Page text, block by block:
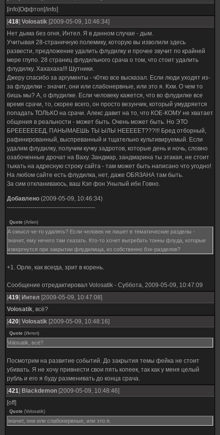
[info]Оффтоп[/info]
[418] Volosatik [2009-05-09, 10:46:34]
Нет дыма без огня, Интел. Я в данном случае - дым.
Учитывая 28-страничную полемику, которую вы изволили здесь
развести, предложение удалить флудилку и прочее звучит по крайней
мере глупо. 28 страниц флудильного срача о том, что стоит удалить
флудилку. Хахахаха!!! Шутники.
Джеру спасибо за аргументы - ч0тко все высказал. Если люди уходят из-
за флудилки - значит, они или слабонервные, или это я. Кхм. О чем то
бишь мы? А, о флудилке. Если человеку кажется, что во флудилке все
время срачи, то, скорее всего, он просто везунчик, который умудряется
попадать ТОЛЬКО на срачи. Алекс давит на то, что КОЕ-КОМУ не хватает
общения в реальности - может быть. Очень может быть. Но ЭТО
БРЕЕЕЕЕЕЕД, ПАНЫМАЕШЬ ТЫ ЫЛЫ НЕЕЕЕЕТ???!!! Бред отборный,
рафинированный, выспреванный и тщательно культивируемый. Если
удалим флудилку, получим кучку задротов, которые день и ночь, словно
озабоченные дрочат на Ваху. Зандмар, зандмарина ты этакая, не стоит
тыкать на адресную строку сайта - там может быть написано что угодно!
На любом сайте есть флудилка, нет, даже ОБЯЗАНА там быть.
За сим откланиваюсь, ваш Кэп фон Унылый ибн Говно.
Добавлено (2009-05-09, 10:46:34)
---------------------------------------------
Quote (Arlien)
А смысл че-то удалять? Если человек не пишет в тематические разделы -
значит, ему нечего там сказать. Кто-то хочет выгребать тонны флуда, которые
извергнутся при закрытии флудилища, из собственно бэк-разделов?
+1. Орле, как всегда, зрит в корень.
Сообщение отредактировал Volosatik - Суббота, 2009-05-09, 10:47:09
[419] Интел [2009-05-09, 10:47:08]
Volosatik, всё?
[420] Volosatik [2009-05-09, 10:48:16]
Quote (Интел)
Volosatik, всё?
Посмотрим на развитие событий. До закрытия темы фейка не стоит
убивать. Я не хочу привнести свои пять копеек, так как у меня целый
рубль и его я буду разменивать до конца срача.
[421] Blackdemon [2009-05-09, 10:48:46]
[off]
Quote (Volosatik)
значит, они или слабонервные, или это я.